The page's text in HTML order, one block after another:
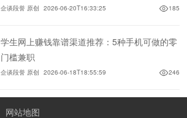
企谈段誉 原创 2026-06-20T16:33:25 185
学生网上赚钱靠谱渠道推荐：5种手机可做的零
门槛兼职
企谈段誉 原创 2026-06-18T18:55:59 246
网站地图